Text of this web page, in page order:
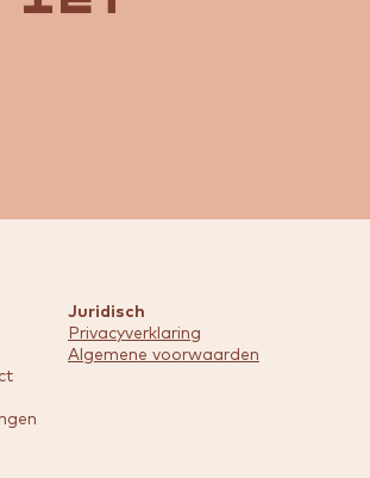
Juridisch
Privacyverklaring
Algemene voorwaarden